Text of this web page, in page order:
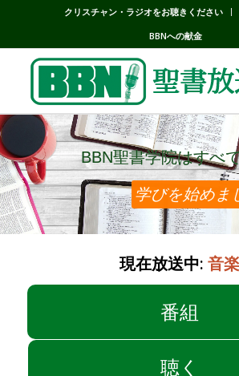
クリスチャン・ラジオをお聴きください
BBNへの献金
BBN聖書学院はすべ
BBN聖書学院はすべ
学びを始めま
現在放送中: 音楽
番組
聴く